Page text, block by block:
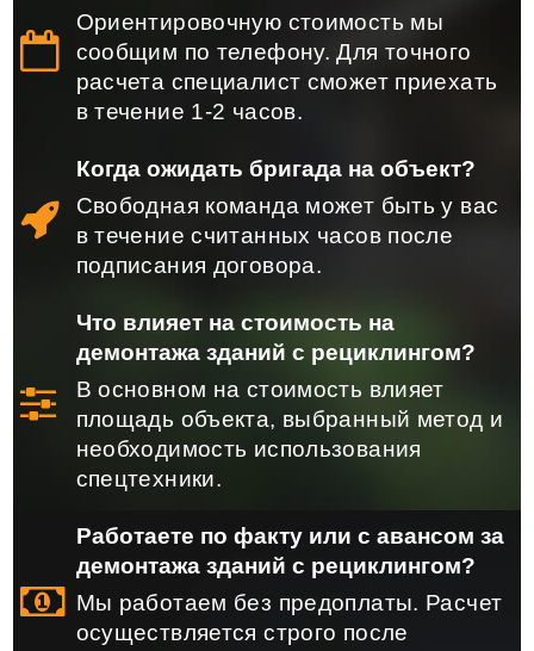
Ориентировочную стоимость мы
сообщим по телефону. Для точного
расчета специалист сможет приехать
в течение 1-2 часов.
Когда ожидать бригада на объект?
Свободная команда может быть у вас
в течение считанных часов после
подписания договора.
Что влияет на стоимость на
демонтажа зданий с рециклингом?
В основном на стоимость влияет
площадь объекта, выбранный метод и
необходимость использования
спецтехники.
Работаете по факту или с авансом за
демонтажа зданий с рециклингом?
Мы работаем без предоплаты. Расчет
осуществляется строго после